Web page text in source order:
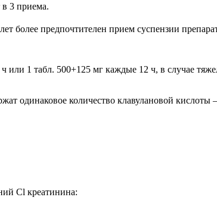
3 приема.
более предпочтителен прием суспензии
или 1 табл. 500+125 мг каждые 12 ч, в случае
одинаковое количество клавулановой
Cl креатинина: